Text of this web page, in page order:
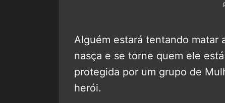
Alguém estará tentando matar
nasça e se torne quem ele
protegida por um grupo de
herói.